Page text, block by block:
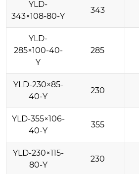
YLD-
343×108-80-Y
343
YLD-
285×100-40-
Y
285
YLD-230×85-
40-Y
230
YLD-355×106-
40-Y
355
YLD-230×115-
80-Y
230